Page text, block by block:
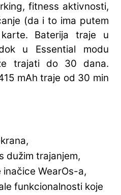
fitness aktivnosti,
(da i to ima putem
Baterija traje u
u Essential modu
trajati do 30 dana.
mAh traje od 30 min
dužim trajanjem,
WearOs-a,
funkcionalnosti koje